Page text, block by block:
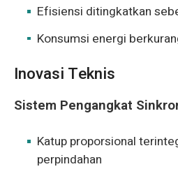
Efisiensi ditingkatkan
Konsumsi energi
Inovasi Teknis
Sistem Pengangkat
Katup proporsional
perpindahan